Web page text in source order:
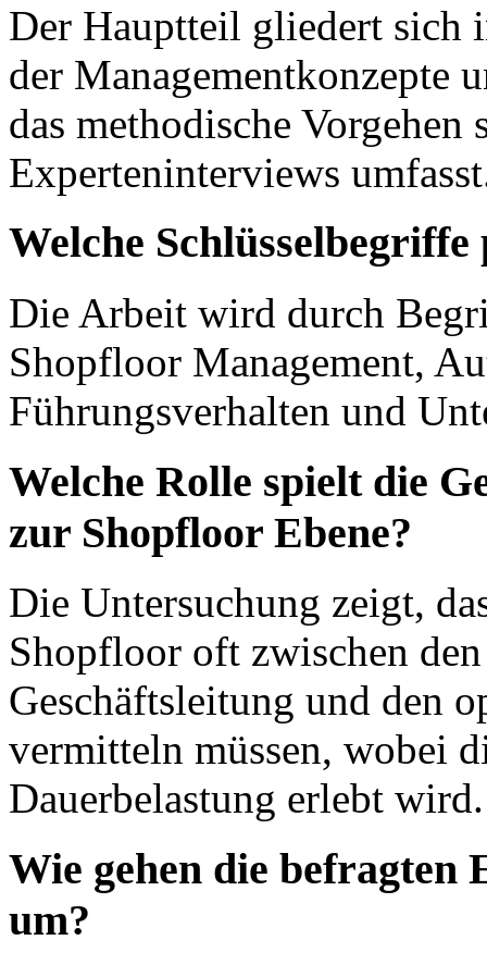
Der Hauptteil gliedert sich
der Managementkonzepte
das methodische
Experteninterviews
Welche
Die Arbeit wird durch
Shopfloor Management,
Führungsverhalten und
Welche Rolle spielt die
zur Shopfloor Ebene?
Die Untersuchung zeigt,
Shopfloor oft zwischen
Geschäftsleitung und den
vermitteln müssen, wobei
Dauerbelastung erlebt wird.
Wie gehen die befragten
um?